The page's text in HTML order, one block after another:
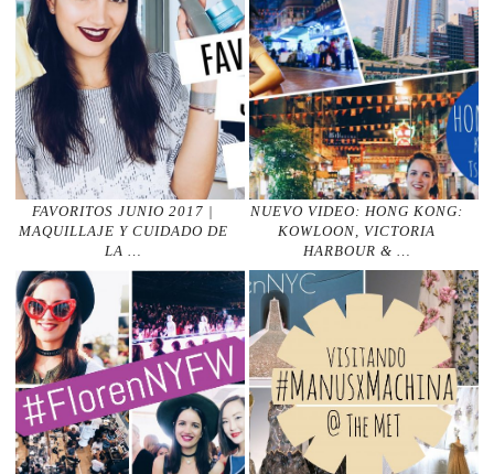
FAVORITOS JUNIO 2017 |
MAQUILLAJE Y CUIDADO DE
LA …
NUEVO VIDEO: HONG KONG:
KOWLOON, VICTORIA
HARBOUR & …